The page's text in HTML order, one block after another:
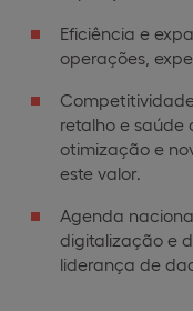
Eficiência e
operações,
retalho e
otimização e
este valor.
Agenda
digitalização e
liderança de